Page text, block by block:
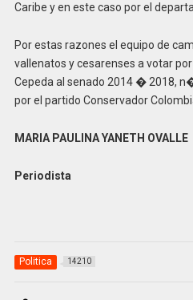
Caribe y en este caso por el
Por estas razones el equipo de
vallenatos y cesarenses a votar
Cepeda al senado 2014 � 2018,
por el partido Conservador
MARIA PAULINA YANETH OVALLE
Periodista
Politica 14210